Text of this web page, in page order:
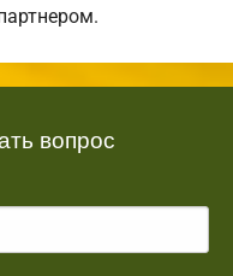
вопрос